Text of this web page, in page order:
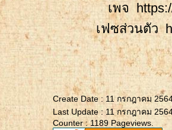
เพจ
เฟซส่วนตัว
Create Date : 11 กรกฎาคม
Last Update : 11 กรกฎาคม
Counter : 1189 Pageviews.